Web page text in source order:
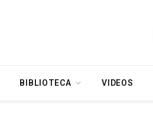
BIBLIOTECA VIDEOS